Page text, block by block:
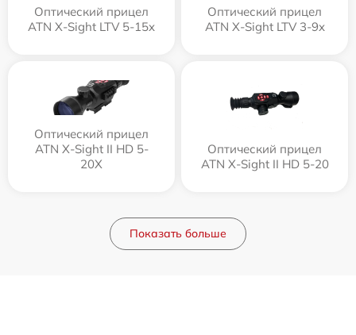
Оптический прицел
ATN X-Sight LTV 5-15x
Оптический прицел
ATN X-Sight LTV 3-9x
Оптический прицел
ATN X-Sight II HD 5-
20X
Оптический прицел
ATN X-Sight II HD 5-20
Показать больше